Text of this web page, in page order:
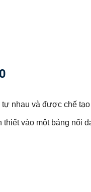
nhau và được chế
vào một bảng